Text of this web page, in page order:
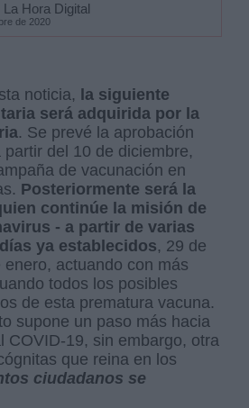
Hora Digital
de 2020
noticia,
la siguiente
será adquirida por la
. Se prevé la aprobación
del 10 de diciembre,
de vacunación en
Posteriormente será la
continúe la misión de
- a partir de varias
ya establecidos, 29 de
actuando con más
todos los posibles
de esta prematura vacuna.
supone un paso más hacia
COVID-19, sin embargo, otra
que reina en los
ciudadanos se